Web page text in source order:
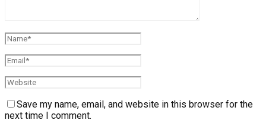
Save my name, email, and website in this browser for the
next time I comment.